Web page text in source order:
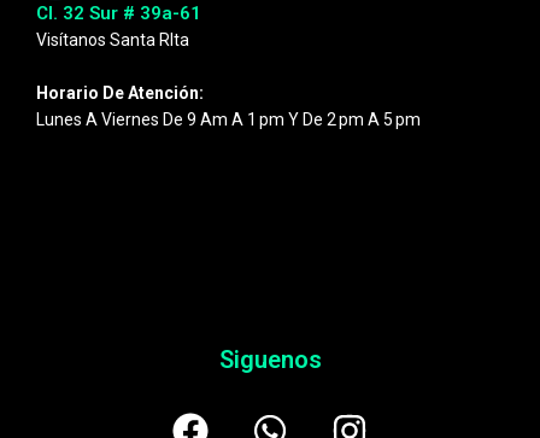
Cl. 32 Sur # 39a-61
Visítanos Santa RIta
Horario De Atención:
Lunes A Viernes De 9 Am A 1 Pm Y De 2 Pm A 5 Pm
Siguenos